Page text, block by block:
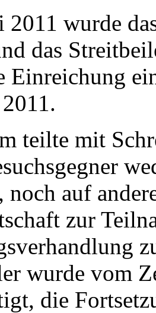
wurde
das
Einreichung
teilte mit
noch auf
zur
wurde vom
die